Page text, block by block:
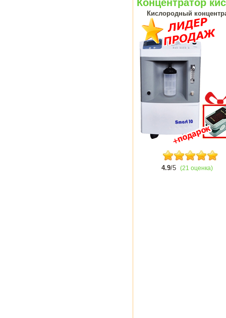
Концентратор
Кислородный
4.9/5 (21 оценка)